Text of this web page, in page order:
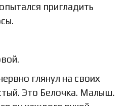
пригладить
глянул на своих
Это Белочка. Малыш.